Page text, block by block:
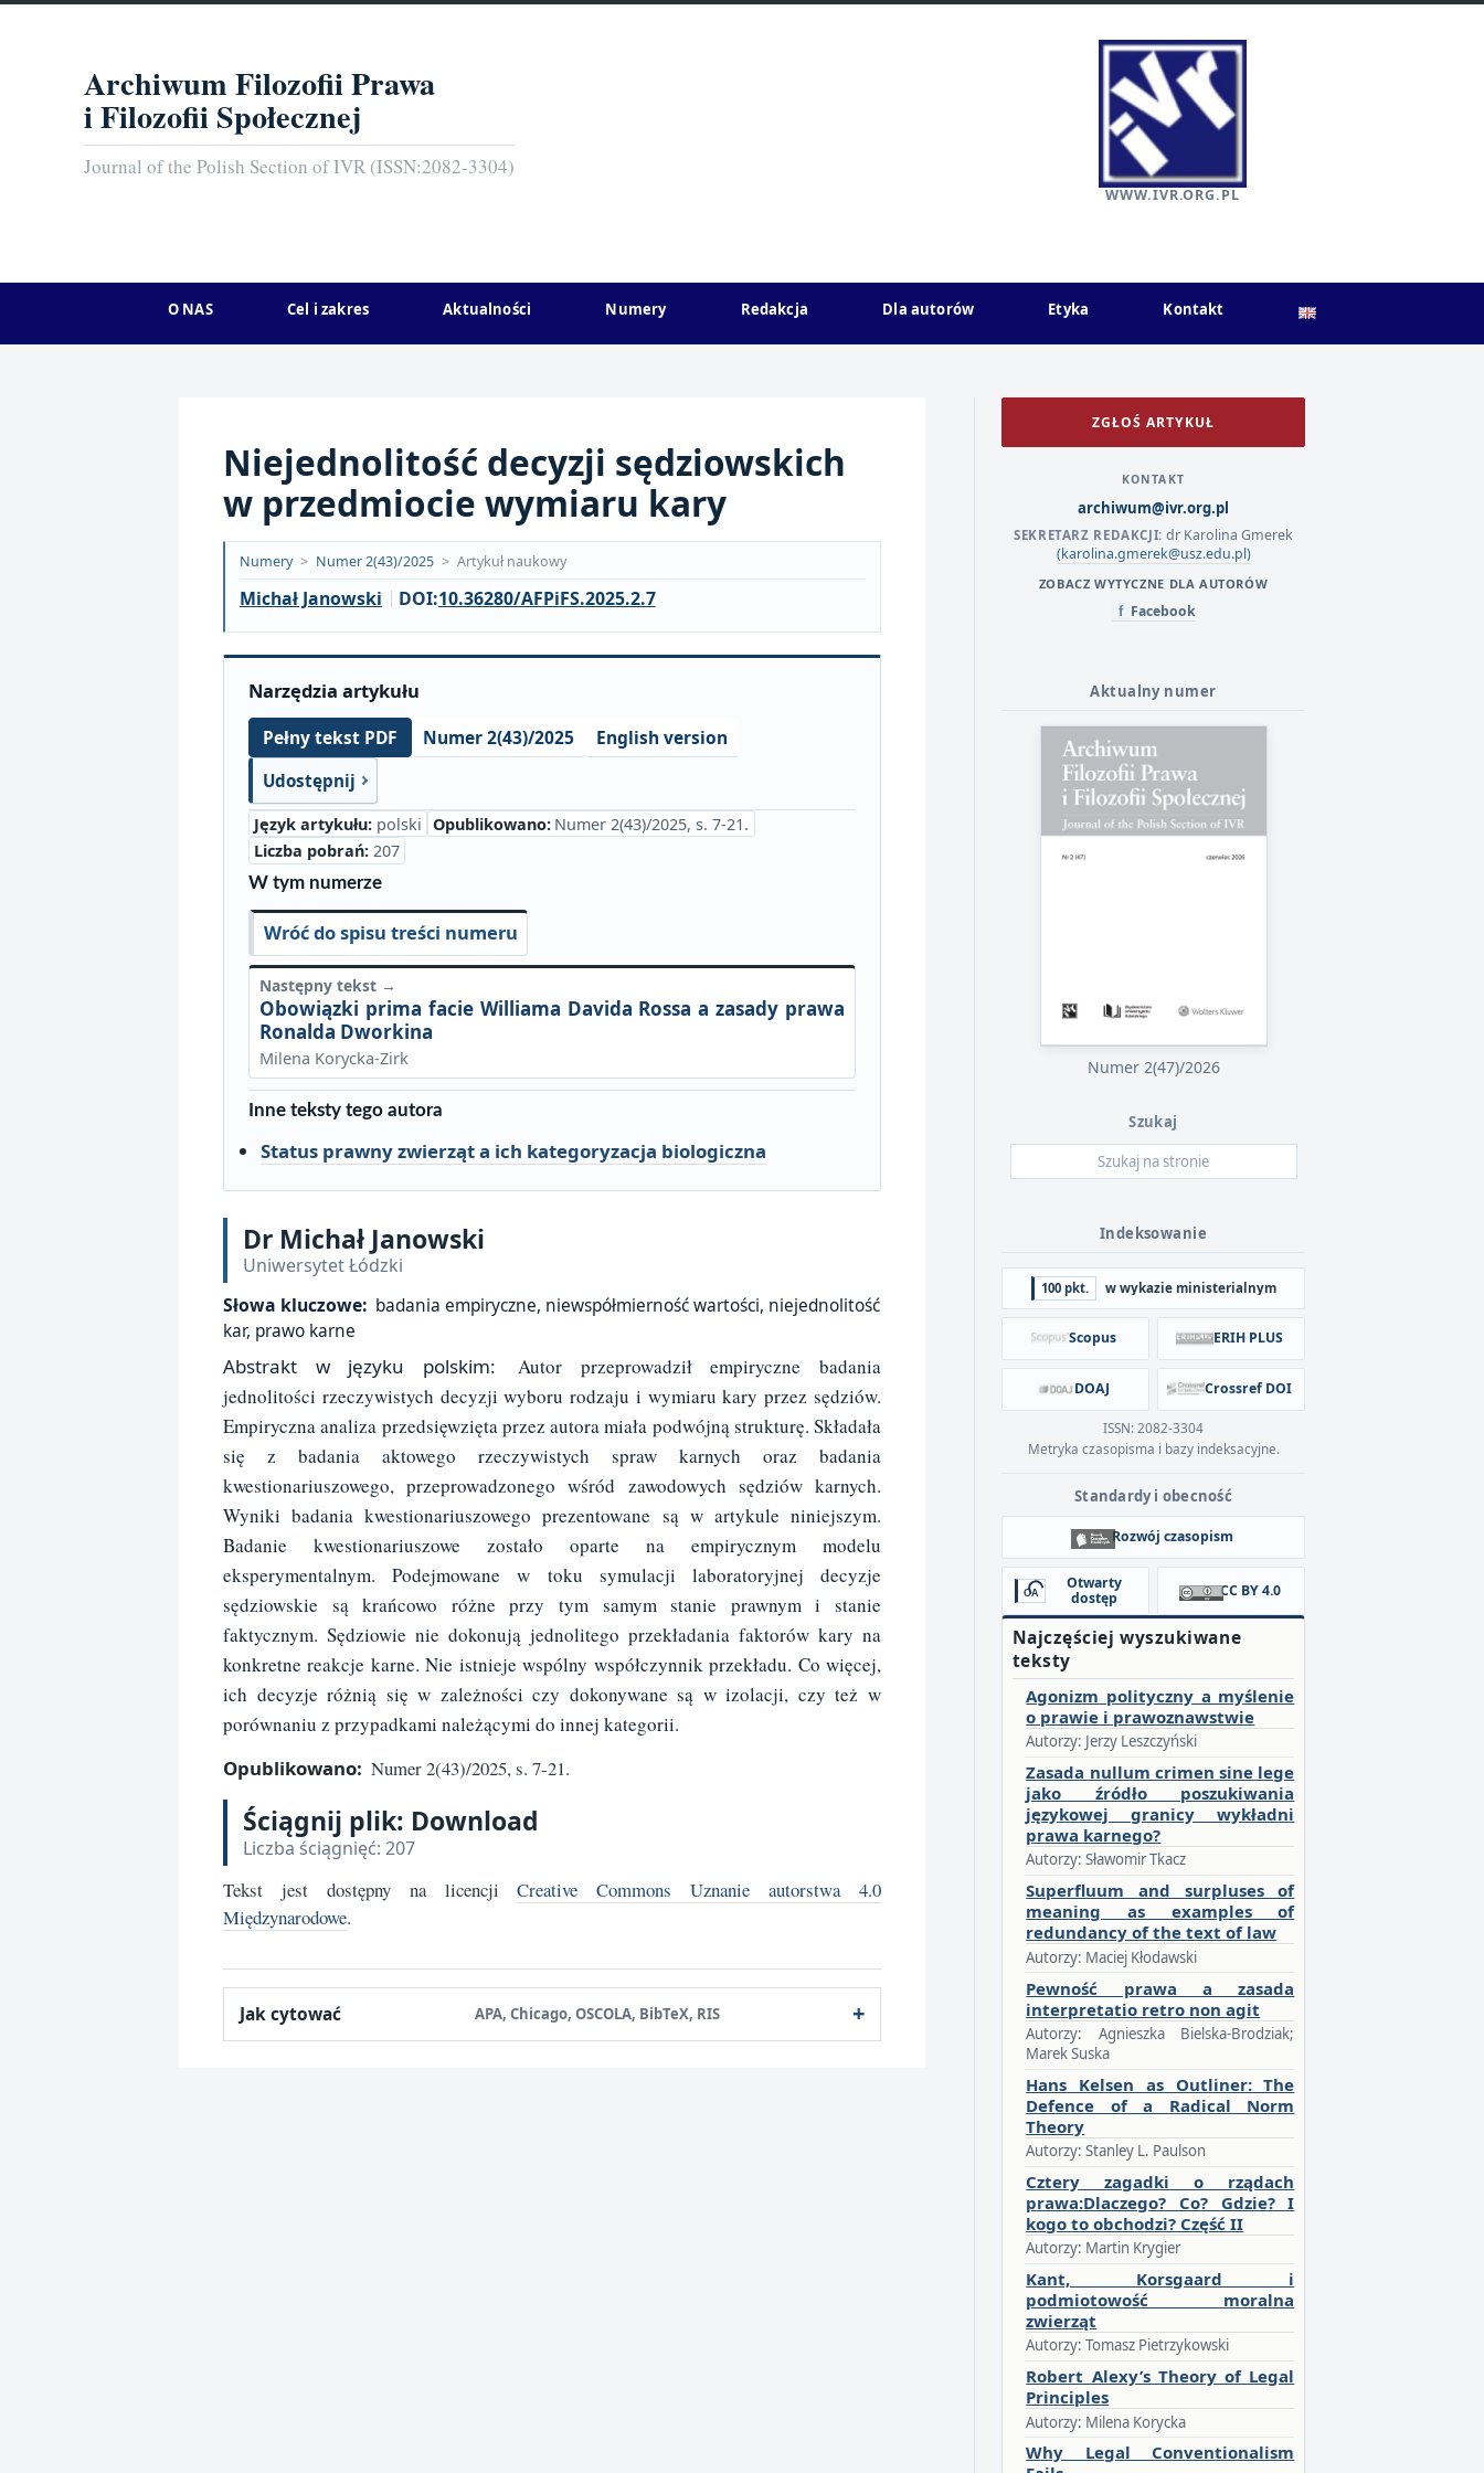
Archiwum Filozofii Prawa
i Filozofii Społecznej
Journal of the Polish Section of IVR (ISSN:2082-3304)
WWW.IVR.ORG.PL
O NAS Cel i zakres Aktualności Numery Redakcja Dla autorów Etyka Kontakt
Niejednolitość decyzji sędziowskich
w przedmiocie wymiaru kary
Opublikowano:
2025-
06-
17
Numery > Numer 2(43)/2025 > Artykuł naukowy
Michał Janowski DOI:10.36280/AFPiFS.2025.2.7
Narzędzia artykułu
Pełny tekst PDF Numer 2(43)/2025 English version
Udostępnij
Język artykułu: polski Opublikowano: Numer 2(43)/2025, s. 7-21.
Liczba pobrań: 207
W tym numerze
Wróć do spisu treści numeru
Następny tekst →
Obowiązki prima facie Williama Davida Rossa a zasady prawa
Ronalda Dworkina
Milena Korycka-Zirk
Inne teksty tego autora
Status prawny zwierząt a ich kategoryzacja biologiczna
Dr Michał Janowski
Uniwersytet Łódzki
Słowa kluczowe: badania empiryczne, niewspółmierność wartości, niejednolitość
kar, prawo karne
Abstrakt w języku polskim:
Autor przeprowadził empiryczne badania
jednolitości rzeczywistych decyzji wyboru rodzaju i wymiaru kary przez sędziów.
Empiryczna analiza przedsięwzięta przez autora miała podwójną strukturę. Składała
się z badania aktowego rzeczywistych spraw karnych oraz badania
kwestionariuszowego, przeprowadzonego wśród zawodowych sędziów karnych.
Wyniki badania kwestionariuszowego prezentowane są w artykule niniejszym.
Badanie kwestionariuszowe zostało oparte na empirycznym modelu
eksperymentalnym. Podejmowane w toku symulacji laboratoryjnej decyzje
sędziowskie są krańcowo różne przy tym samym stanie prawnym i stanie
faktycznym. Sędziowie nie dokonują jednolitego przekładania faktorów kary na
konkretne reakcje karne. Nie istnieje wspólny współczynnik przekładu. Co więcej,
ich decyzje różnią się w zależności czy dokonywane są w izolacji, czy też w
porównaniu z przypadkami należącymi do innej kategorii.
Opublikowano: Numer 2(43)/2025, s. 7-21.
Ściągnij plik: Download
Liczba ściągnięć: 207
Tekst jest dostępny na licencjiCreative Commons Uznanie autorstwa 4.0
Międzynarodowe.
Jak cytować APA, Chicago, OSCOLA, BibTeX, RIS
ZGŁOŚ ARTYKUŁ
KONTAKT
archiwum@ivr.org.pl
SEKRETARZ REDAKCJI: dr Karolina Gmerek
(karolina.gmerek@usz.edu.pl)
ZOBACZ WYTYCZNE DLA AUTORÓW
f Facebook
Aktualny numer
Numer 2(47)/2026
Indeksowanie
100 pkt. w wykazie ministerialnym
Scopus ERIH PLUS
DOAJ Crossref DOI
ISSN: 2082-3304
Metryka czasopisma i bazy indeksacyjne.
Standardy i obecność
Rozwój czasopism
Otwarty
dostęp
CC BY 4.0
Najczęściej wyszukiwane
teksty
Agonizm polityczny a myślenie
o prawie i prawoznawstwie
Autorzy: Jerzy Leszczyński
Zasada nullum crimen sine lege
jako źródło poszukiwania
językowej granicy wykładni
prawa karnego?
Autorzy: Sławomir Tkacz
Superfluum and surpluses of
meaning as examples of
redundancy of the text of law
Autorzy: Maciej Kłodawski
Pewność prawa a zasada
interpretatio retro non agit
Autorzy: Agnieszka Bielska-Brodziak;
Marek Suska
Hans Kelsen as Outliner: The
Defence of a Radical Norm
Theory
Autorzy: Stanley L. Paulson
Cztery zagadki o rządach
prawa:Dlaczego? Co? Gdzie? I
kogo to obchodzi? Część II
Autorzy: Martin Krygier
Kant, Korsgaard i
podmiotowość moralna
zwierząt
Autorzy: Tomasz Pietrzykowski
Robert Alexy’s Theory of Legal
Principles
Autorzy: Milena Korycka
Why Legal Conventionalism
Szukaj